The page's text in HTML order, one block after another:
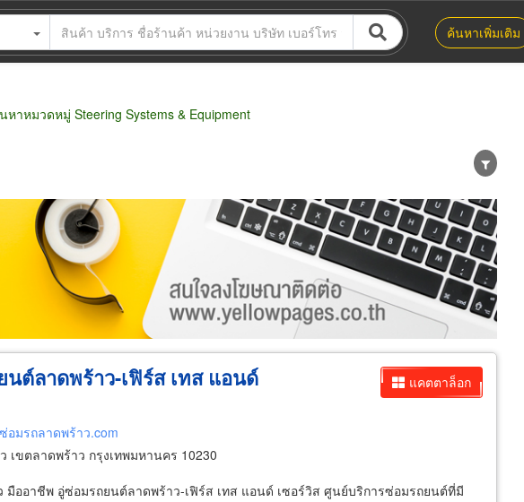
ค้นหาเพิ่มเติม
าหมวดหมู่ Steering Systems & Equipment
ตัวแทนจัดจำหน่าย ผู้ส่งออก/นำเข้า ธุรกิจบริการ
แคตตาล็อก
ต์ลาดพร้าว-เฟิร์ส เทส แอนด์
อมรถลาดพร้าว.com
เขตลาดพร้าว กรุงเทพมหานคร 10230
มืออาชีพ อู่ซ่อมรถยนต์ลาดพร้าว-เฟิร์ส เทส แอนด์ เซอร์วิส ศูนย์บริการซ่อมรถยนต์ที่มี